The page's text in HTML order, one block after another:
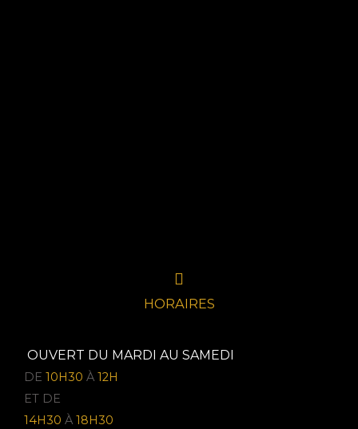
HORAIRES
OUVERT DU MARDI AU SAMEDI
DE 10H30 À 12H
ET DE
14H30 À 18H30